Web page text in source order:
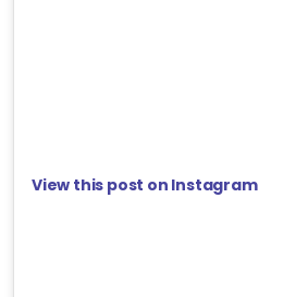
View this post on Instagram